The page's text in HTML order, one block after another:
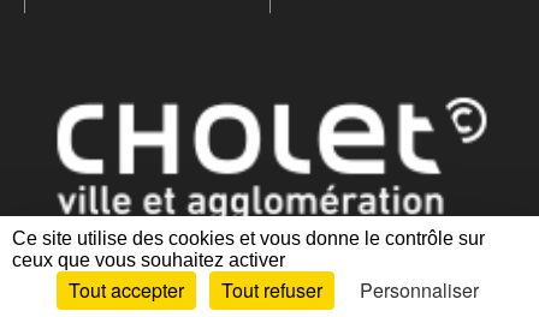
Ce site utilise des cookies et vous donne le contrôle sur
ceux que vous souhaitez activer
Tout accepter Tout refuser
Personnaliser
Mentions légales|Politique de confidentialité
des cookies |Plan du site Accessibilité : partiellement conforme